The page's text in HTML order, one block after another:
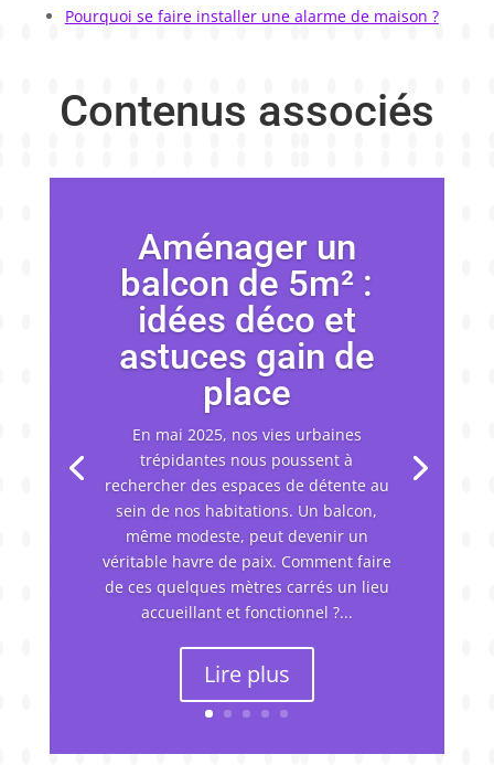
Pourquoi se faire installer une alarme de maison ?
Contenus associés
Aménager un
balcon de 5m² :
idées déco et
astuces gain de
place
En mai 2025, nos vies urbaines
trépidantes nous poussent à
rechercher des espaces de détente au
sein de nos habitations. Un balcon,
même modeste, peut devenir un
véritable havre de paix. Comment faire
de ces quelques mètres carrés un lieu
accueillant et fonctionnel ?...
Lire plus